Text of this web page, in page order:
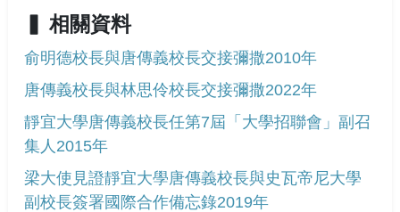
相關資料
俞明德校長與唐傳義校長交接彌撒2010年
唐傳義校長與林思伶校長交接彌撒2022年
靜宜大學唐傳義校長任第7屆「大學招聯會」副召
集人2015年
梁大使見證靜宜大學唐傳義校長與史瓦帝尼大學
副校長簽署國際合作備忘錄2019年